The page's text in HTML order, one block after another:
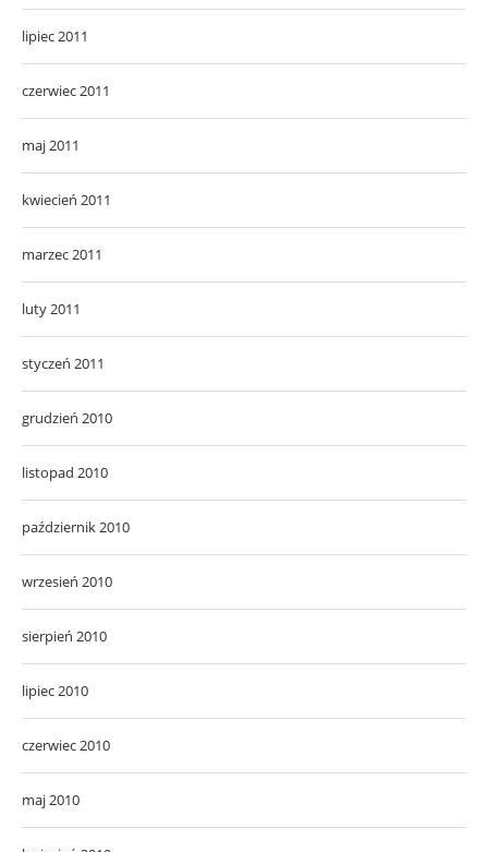
lipiec 2011
czerwiec 2011
maj 2011
kwiecień 2011
marzec 2011
luty 2011
styczeń 2011
grudzień 2010
listopad 2010
październik 2010
wrzesień 2010
sierpień 2010
lipiec 2010
czerwiec 2010
maj 2010